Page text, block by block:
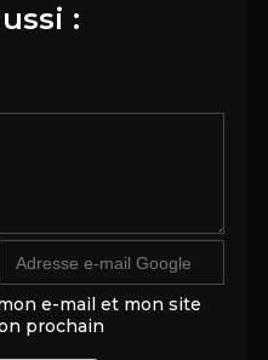
:
e-mail et mon site
prochain